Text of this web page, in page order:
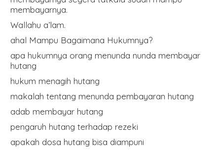
membayarnya.
Wallahu a’lam.
ahal Mampu Bagaimana Hukumnya?
apa hukumnya orang menunda nunda membayar
hutang
hukum menagih hutang
makalah tentang menunda pembayaran hutang
adab membayar hutang
pengaruh hutang terhadap rezeki
apakah dosa hutang bisa diampuni